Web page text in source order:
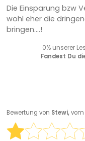
Die Einsparung bzw
wohl eher die
bringen....!
0% unserer
Fandest Du
Bewertung von Stewi,vom